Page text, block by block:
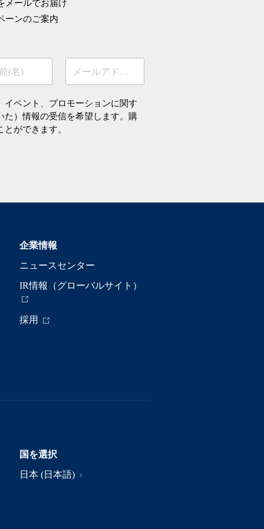
メールでお届け
ーンのご案内
(名) メールアドレス
イベント、プロモーションに関す
た）情報の受信を希望します。購
ができます。
企業情報
ニュースセンター
IR情報（グローバルサイト）
採用
国を選択
日本 (日本語)